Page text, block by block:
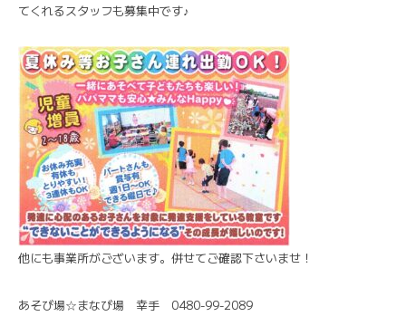
てくれるスタッフも募集中です♪
他にも事業所がございます。併せてご確認下さいませ！
あそび場☆まなび場 幸手 0480-99-2089